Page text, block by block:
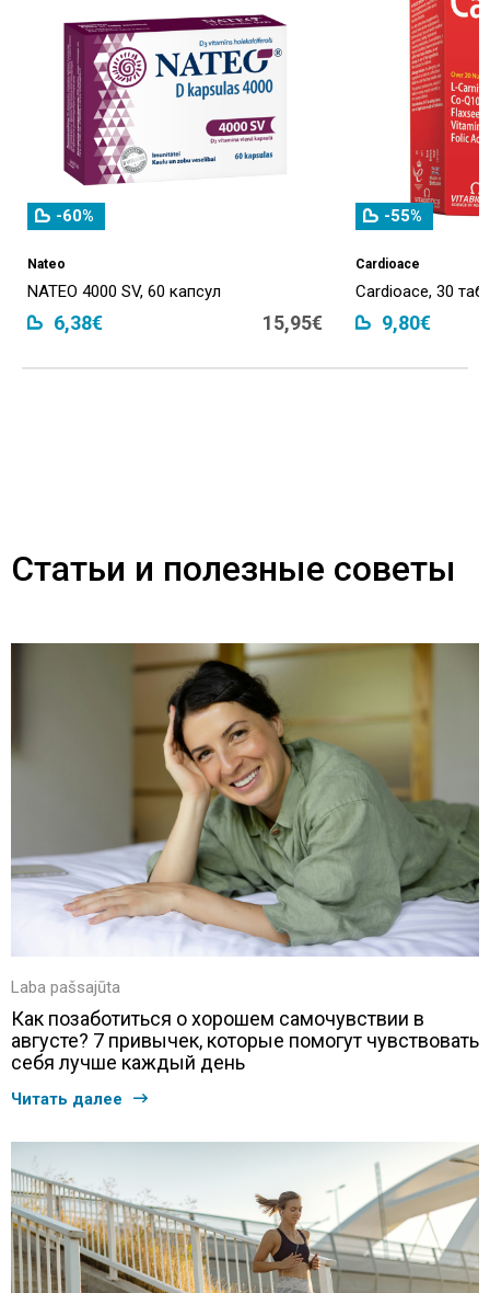
-60%
Nateo
NATEO 4000 SV, 60 капсул
6,38€ 15,95€
-55%
Cardioace
Cardioace, 30
9,80€
Статьи и полезные советы
Laba pašsajūta
Как позаботиться о хорошем самочувствии в
августе? 7 привычек, которые помогут чувствовать
себя лучше каждый день
Читать далее